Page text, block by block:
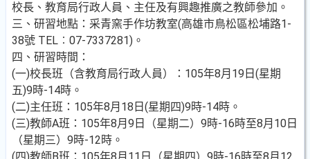
校長、教育局行政人員、主任及有興趣推廣之教師參加。
三、研習地點：采青窯手作坊教室(高雄市鳥松區松埔路1-
38號 TEL︰07-7337281)。
四、研習時間：
(一)校長班（含教育局行政人員）：105年8月19日(星期
五)9時-14時。
(二)主任班：105年8月18日(星期四)9時-14時。
(三)教師A班：105年8月9日（星期二）9時-16時至8月10日
（星期三）9時-12時。